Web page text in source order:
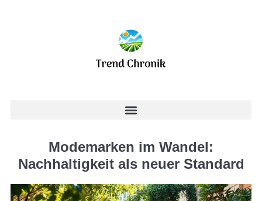
Modemarken im Wandel:
Nachhaltigkeit als neuer Standard